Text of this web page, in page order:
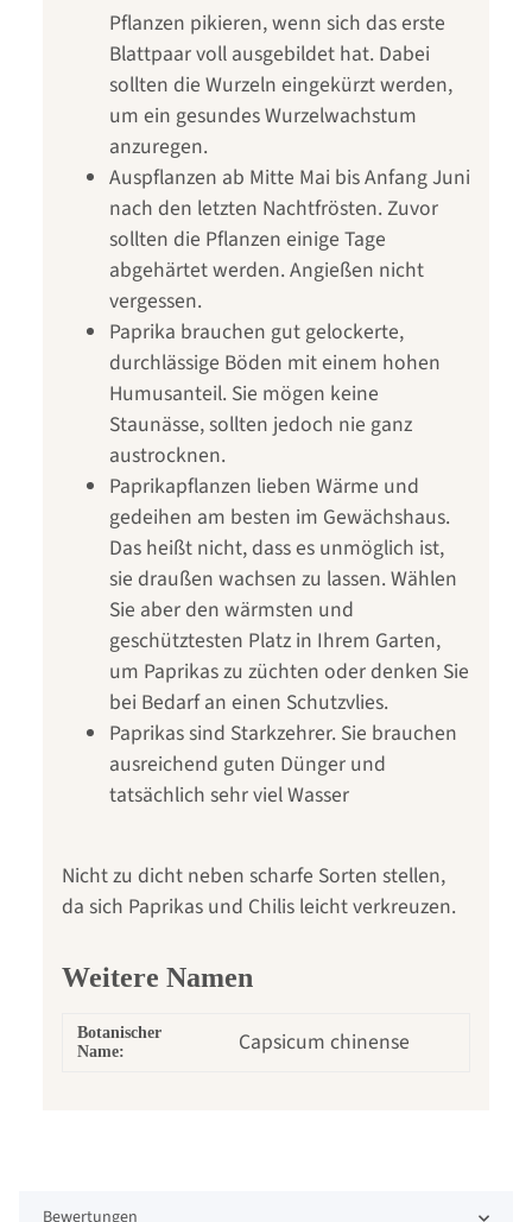
Pflanzen pikieren, wenn sich das erste
Blattpaar voll ausgebildet hat. Dabei
sollten die Wurzeln eingekürzt werden,
um ein gesundes Wurzelwachstum
anzuregen.
Auspflanzen ab Mitte Mai bis Anfang Juni
nach den letzten Nachtfrösten. Zuvor
sollten die Pflanzen einige Tage
abgehärtet werden. Angießen nicht
vergessen.
Paprika brauchen gut gelockerte,
durchlässige Böden mit einem hohen
Humusanteil. Sie mögen keine
Staunässe, sollten jedoch nie ganz
austrocknen.
Paprikapflanzen lieben Wärme und
gedeihen am besten im Gewächshaus.
Das heißt nicht, dass es unmöglich ist,
sie draußen wachsen zu lassen. Wählen
Sie aber den wärmsten und
geschütztesten Platz in Ihrem Garten,
um Paprikas zu züchten oder denken Sie
bei Bedarf an einen Schutzvlies.
Paprikas sind Starkzehrer. Sie brauchen
ausreichend guten Dünger und
tatsächlich sehr viel Wasser
Nicht zu dicht neben scharfe Sorten stellen,
da sich Paprikas und Chilis leicht verkreuzen.
Weitere Namen
Botanischer
Name:
Capsicum chinense